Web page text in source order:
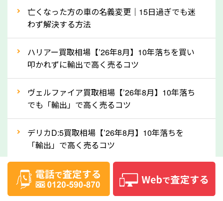
産車は高く買取が可能です。「廃車＝買取できない」
なら廃車の車も適正価格で買取できます。他社で買取
拒否となった車も価格がつく可能性があるので、諦め
ずに広島県の「ソコカラ」にご相談ください。古い車
でも高価買取が可能なケースは珍しくないため、まず
はWebで簡単にできる無料査定をお試しください。
実績」で確認できます。
⑤車内の簡単な清掃で買取価格アップも！
しばらく乗っていない車は、車内のシートや座席の下
が汚れていることも多いです。シミや汚れが付着して
亡くなった方の車の名義変更｜15日過ぎでも迷
わず解決する方法
ハリアー買取相場【’26年8月】10年落ちを買い
叩かれずに輸出で高く売るコツ
ヴェルファイア買取相場【’26年8月】10年落ち
でも「輸出」で高く売るコツ
デリカD:5買取相場【’26年8月】10年落ちを
「輸出」で高く売るコツ
【2026年8月】車査定は個人情報なし・電話な
し！登録不要で相場がわかるシミュレーション